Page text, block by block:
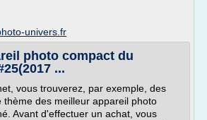
univers.fr
photo compact du
...
vous trouverez, par exemple, des
thème des meilleur appareil photo
Avant d'effectuer un achat, vous